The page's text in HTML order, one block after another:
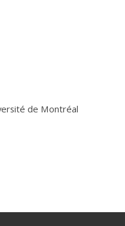
de Montréal